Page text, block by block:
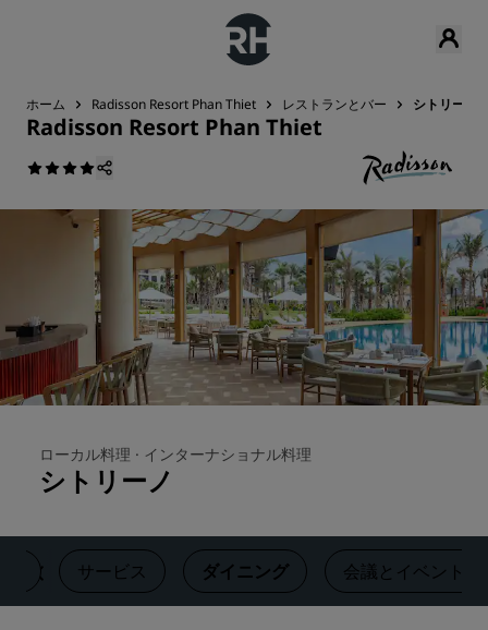
ホーム Radisson Resort Phan Thiet レストランとバー シトリーノ
Radisson Resort Phan Thiet
ローカル料理 · インターナショナル料理
シトリーノ
サービス ダイニング ‌会議とイベント